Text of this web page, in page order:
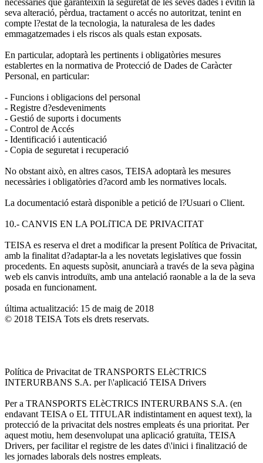
seva alteració, pèrdua, tractament o accés no autoritzat, tenint en
compte l?estat de la tecnologia, la naturalesa de les dades
emmagatzemades i els riscos als quals estan exposats.
En particular, adoptarà les pertinents i obligatòries mesures
establertes en la normativa de Protecció de Dades de Caràcter
Personal, en particular:
- Funcions i obligacions del personal
- Registre d?esdeveniments
- Gestió de suports i documents
- Control de Accés
- Identificació i autenticació
- Copia de seguretat i recuperació
No obstant això, en altres casos, TEISA adoptarà les mesures
necessàries i obligatòries d?acord amb les normatives locals.
La documentació estarà disponible a petició de l?Usuari o Client.
10.- CANVIS EN LA POLíTICA DE PRIVACITAT
TEISA es reserva el dret a modificar la present Política de Privacitat,
amb la finalitat d?adaptar-la a les novetats legislatives que fossin
procedents. En aquests supòsit, anunciarà a través de la seva pàgina
web els canvis introduïts, amb una antelació raonable a la de la seva
posada en funcionament.
última actualització: 15 de maig de 2018
© 2018 TEISA Tots els drets reservats.
Política de Privacitat de TRANSPORTS ELèCTRICS
INTERURBANS S.A. per l\'aplicació TEISA Drivers
Per a TRANSPORTS ELèCTRICS INTERURBANS S.A. (en
endavant TEISA o EL TITULAR indistintament en aquest text), la
protecció de la privacitat dels nostres empleats és una prioritat. Per
aquest motiu, hem desenvolupat una aplicació gratuïta, TEISA
Drivers, per facilitar el registre de les dates d\'inici i finalització de
les jornades laborals dels nostres empleats.